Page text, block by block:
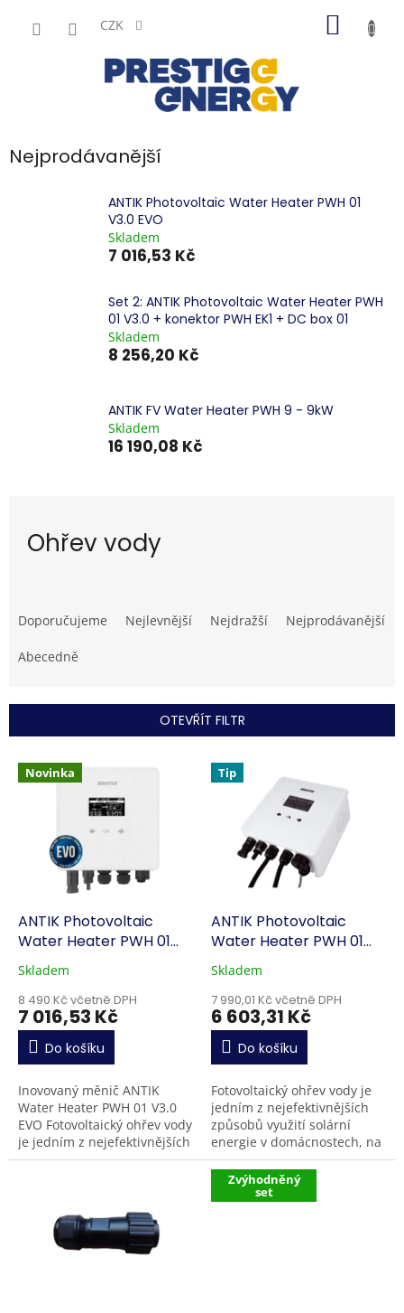
CZK
Nejprodávanější
ANTIK Photovoltaic Water Heater PWH 01
V3.0 EVO
Skladem
7 016,53 Kč
Set 2: ANTIK Photovoltaic Water Heater PWH
01 V3.0 + konektor PWH EK1 + DC box 01
Skladem
8 256,20 Kč
ANTIK FV Water Heater PWH 9 - 9kW
Skladem
16 190,08 Kč
Ohřev vody
a
e
í
r
o
d
Doporučujeme Nejlevnější Nejdražší Nejprodávanější
Abecedně
OTEVŘÍT FILTR
V
d
u
Novinka
ANTIK Photovoltaic
Water Heater PWH 01
V3.0 EVO
Skladem
8 490 Kč včetně DPH
7 016,53 Kč
Do košíku
Inovovaný měnič ANTIK
Water Heater PWH 01 V3.0
EVO Fotovoltaický ohřev vody
je jedním z nejefektivnějších
způsobů využití solární
Tip
ANTIK Photovoltaic
Water Heater PWH 01
V3.0
Skladem
7 990,01 Kč včetně DPH
6 603,31 Kč
Do košíku
Fotovoltaický ohřev vody je
jedním z nejefektivnějších
způsobů využití solární
energie v domácnostech, na
chatách, v mobilních
domcích či jiných
rekreačních...
Zvýhodněný
set